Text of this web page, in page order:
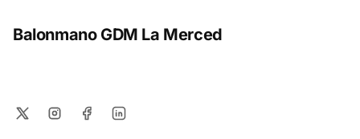
Balonmano GDM La Merced